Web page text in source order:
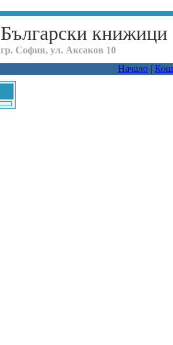
Български книжици
гр. София, ул. Аксаков 10
Начало |